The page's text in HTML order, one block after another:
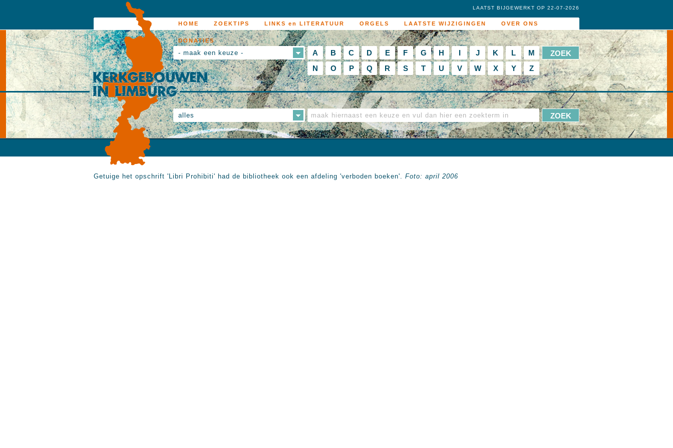
HOME ZOEKTIPS LINKS en LITERATUUR ORGELS LAATSTE WIJZIGINGEN OVER ONS
DONATIES
LAATST BIJGEWERKT OP 22-07-2026
- maak een keuze - A B C D E F G H I J K L
M
N
O P Q R S T U V W X Y Z
alles
Getuige het opschrift 'Libri Prohibiti' had de bibliotheek ook een afdeling 'verboden boeken'. Foto: april 2006